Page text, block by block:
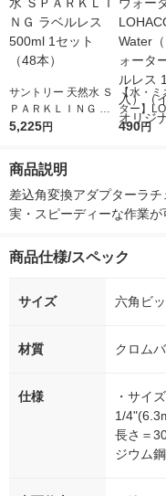
サントリー 天然水 Ｓ
ＰＡＲＫＬＩＮＧ ラ
ベルレス 500ml 1セッ
5,225円
【水・
ター】
r（ロハコ
490円
商品説明
差込角変換アダプターラ
実・スピーディーな作業が
商品仕様/スペック
サイズ 六角ビ
材質 クロム
仕様
・サイ
1/
長さ＝
ジウム鋼